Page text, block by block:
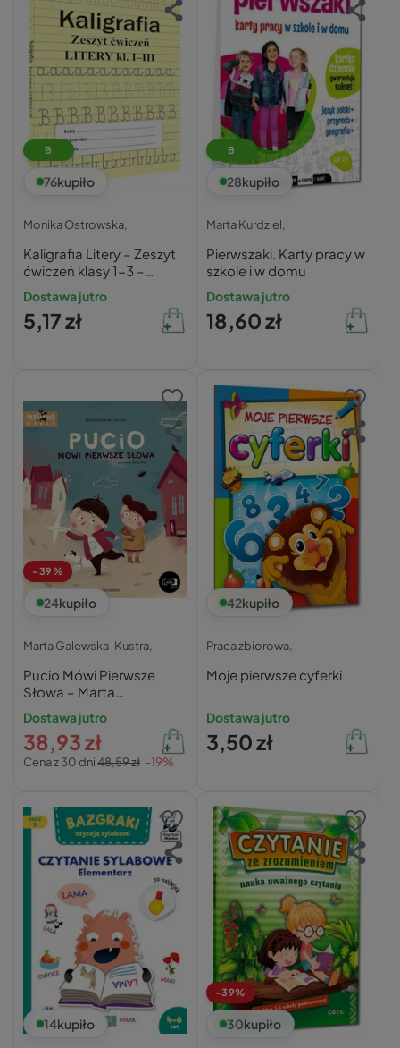
B
76kupiło
Monika Ostrowska,
Kaligrafia Litery – Zeszyt
ćwiczeń klasy 1-3 –
Monika Ostrowska
Dostawa jutro
5,17 zł
B
28kupiło
Marta Kurdziel,
Pierwszaki. Karty pracy w
szkole i w domu
Dostawa jutro
18,60 zł
-39%
24kupiło
Marta Galewska-Kustra,
Pucio Mówi Pierwsze
Słowa – Marta
Galewska-Kustra
Dostawa jutro
Cena z 30 dni48,59 zł -19%
38,93 zł
42kupiło
Praca zbiorowa,
Moje pierwsze cyferki
Dostawa jutro
3,50 zł
14kupiło
-39%
30kupiło